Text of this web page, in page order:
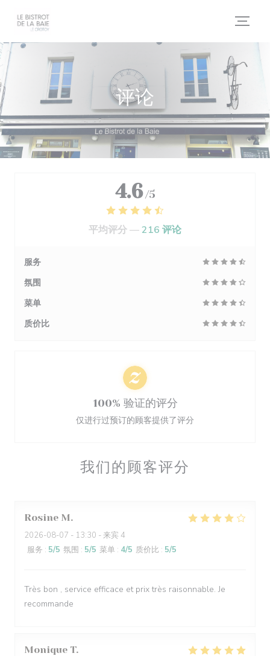
评论
我们的顾客评分
Rosine M
2026-08-07 - 13:30 - 来宾 4
服务 : 5/5 氛围 : 5/5 菜单 : 4/5 质价比 : 5/5
Très bon , service efficace et prix très raisonnable. Je
recommande
Monique T
4.6 /5
平均评分 —216 评论
服务
氛围
菜单
质价比
100% 验证的评分
仅进行过预订的顾客提供了评分